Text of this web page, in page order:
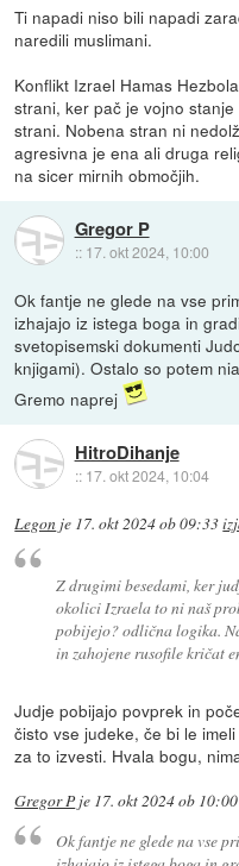
Ti napadi niso bili napadi
naredili muslimani.
Konflikt Izrael Hamas
strani, ker pač je vojno
strani. Nobena stran ni
agresivna je ena ali druga
na sicer mirnih območjih.
Gregor P
:: 17. okt 2024, 10:00
Ok fantje ne glede na vse
izhajajo iz istega boga in
svetopisemski dokumenti
knjigami). Ostalo so potem
Gremo naprej
HitroDihanje
:: 17. okt 2024, 10:04
Legon je 17. okt 2024 ob 09:33
Z drugimi besedami, ker
okolici Izraela to ni naš
pobijejo? odlična logika.
in zahojene rusofile kričat
Judje pobijajo povprek in
čisto vse judeke, če bi le
za to izvesti. Hvala bogu,
Gregor P je 17. okt 2024 ob 10:00
Ok fantje ne glede na vse